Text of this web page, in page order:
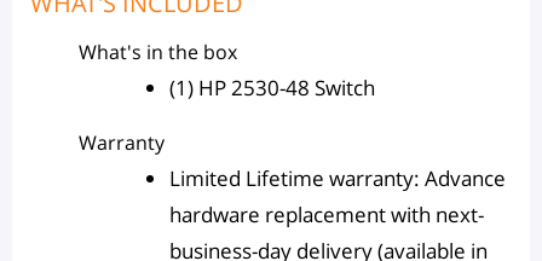
What's in the box
(1) HP 2530-48 Switch
Warranty
Limited Lifetime warranty: Advance
hardware replacement with next-
business-day delivery (available in